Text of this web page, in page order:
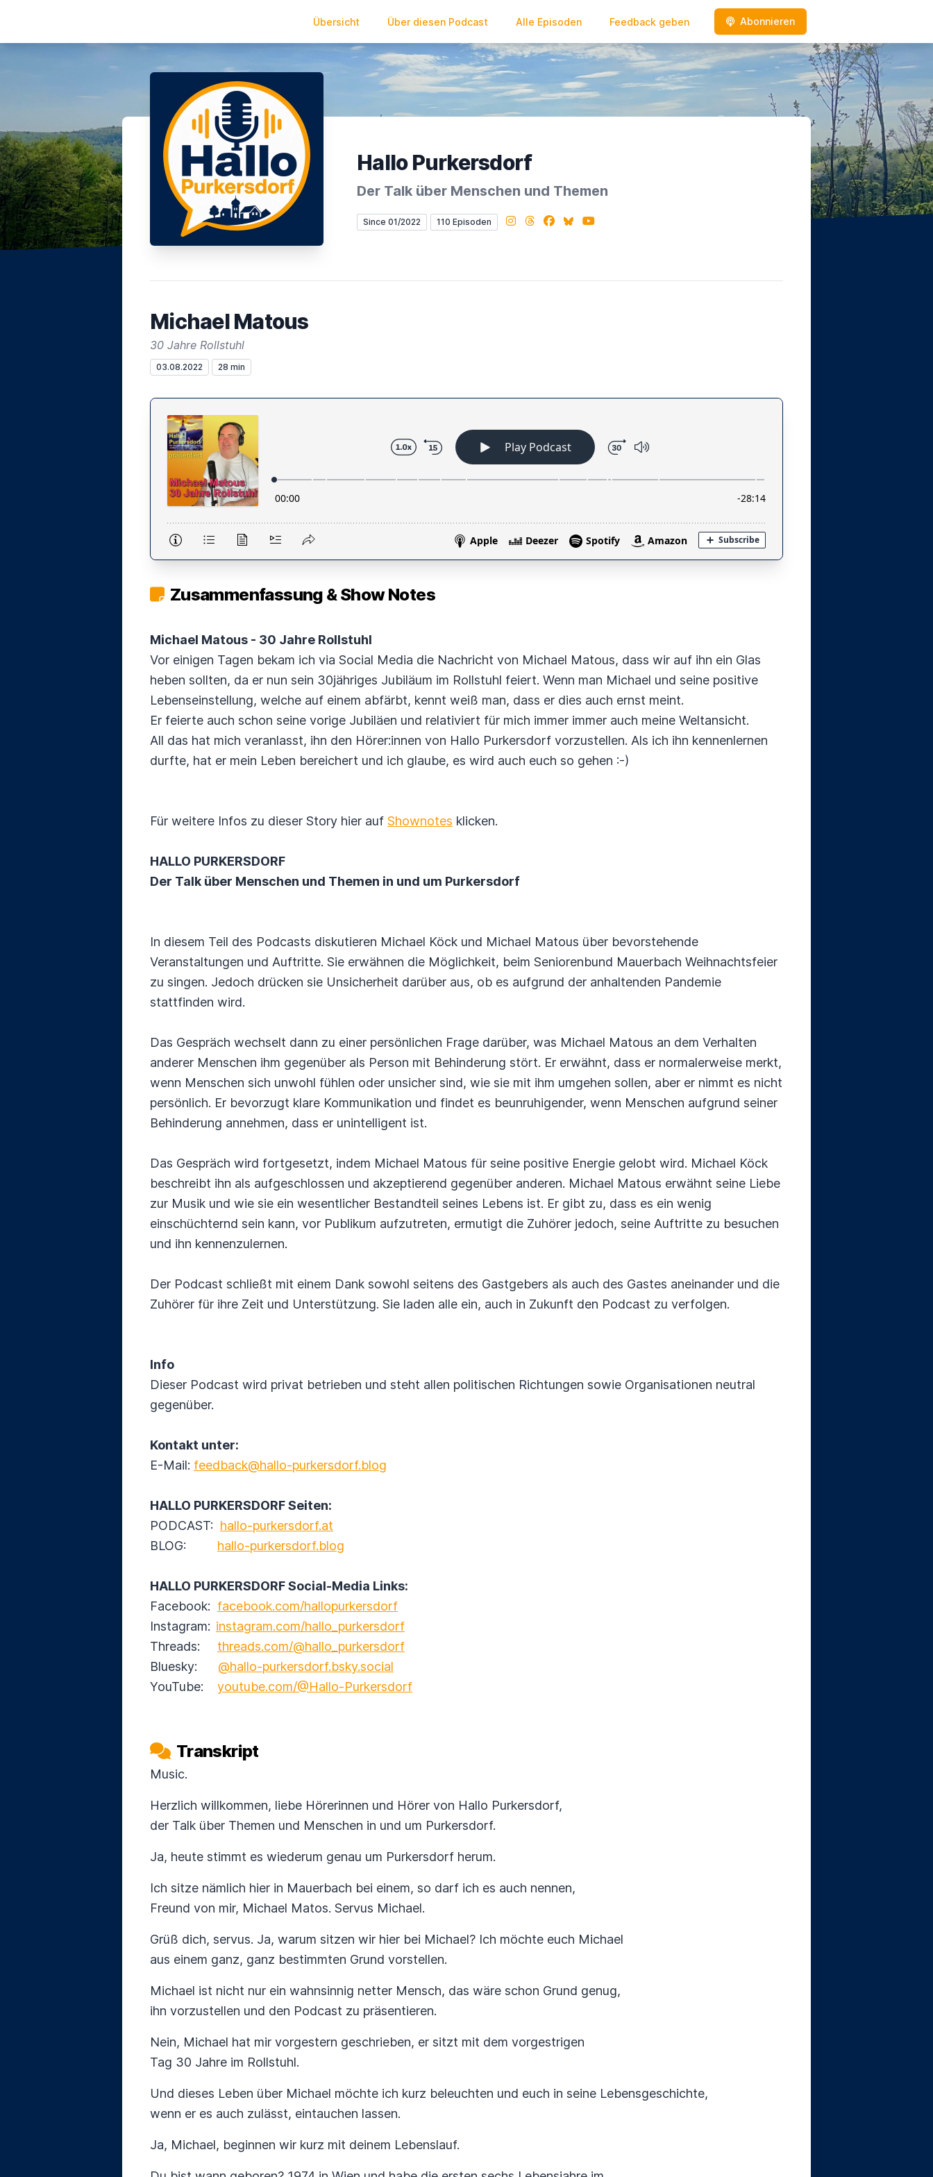
Übersicht Über diesen Podcast Alle Episoden Feedback geben Abonnieren
Hallo Purkersdorf
Der Talk über Menschen und Themen
Since 01/2022 110 Episoden Instagram
Threads
Facebook
BlueskyYouTube
Michael Matous
30 Jahre Rollstuhl
03.08.2022 28 min
Zusammenfassung & Show Notes
Michael Matous - 30 Jahre Rollstuhl
Vor einigen Tagen bekam ich via Social Media die Nachricht von Michael Matous, dass wir auf ihn ein Glas
heben sollten, da er nun sein 30jähriges Jubiläum im Rollstuhl feiert. Wenn man Michael und seine positive
Lebenseinstellung, welche auf einem abfärbt, kennt weiß man, dass er dies auch ernst meint.
Er feierte auch schon seine vorige Jubiläen und relativiert für mich immer immer auch meine Weltansicht.
All das hat mich veranlasst, ihn den Hörer:innen von Hallo Purkersdorf vorzustellen. Als ich ihn kennenlernen
durfte, hat er mein Leben bereichert und ich glaube, es wird auch euch so gehen :-)
Für weitere Infos zu dieser Story hier auf Shownotes klicken.
HALLO PURKERSDORF
Der Talk über Menschen und Themen in und um Purkersdorf
In diesem Teil des Podcasts diskutieren Michael Köck und Michael Matous über bevorstehende
Veranstaltungen und Auftritte. Sie erwähnen die Möglichkeit, beim Seniorenbund Mauerbach Weihnachtsfeier
zu singen. Jedoch drücken sie Unsicherheit darüber aus, ob es aufgrund der anhaltenden Pandemie
stattfinden wird.
Das Gespräch wechselt dann zu einer persönlichen Frage darüber, was Michael Matous an dem Verhalten
anderer Menschen ihm gegenüber als Person mit Behinderung stört. Er erwähnt, dass er normalerweise merkt,
wenn Menschen sich unwohl fühlen oder unsicher sind, wie sie mit ihm umgehen sollen, aber er nimmt es nicht
persönlich. Er bevorzugt klare Kommunikation und findet es beunruhigender, wenn Menschen aufgrund seiner
Behinderung annehmen, dass er unintelligent ist.
Das Gespräch wird fortgesetzt, indem Michael Matous für seine positive Energie gelobt wird. Michael Köck
beschreibt ihn als aufgeschlossen und akzeptierend gegenüber anderen. Michael Matous erwähnt seine Liebe
zur Musik und wie sie ein wesentlicher Bestandteil seines Lebens ist. Er gibt zu, dass es ein wenig
einschüchternd sein kann, vor Publikum aufzutreten, ermutigt die Zuhörer jedoch, seine Auftritte zu besuchen
und ihn kennenzulernen.
Der Podcast schließt mit einem Dank sowohl seitens des Gastgebers als auch des Gastes aneinander und die
Zuhörer für ihre Zeit und Unterstützung. Sie laden alle ein, auch in Zukunft den Podcast zu verfolgen.
Info
Dieser Podcast wird privat betrieben und steht allen politischen Richtungen sowie Organisationen neutral
gegenüber.
Kontakt unter:
E-Mail: feedback@hallo-purkersdorf.blog
HALLO PURKERSDORF Seiten:
PODCAST: hallo-purkersdorf.at
BLOG: hallo-purkersdorf.blog
HALLO PURKERSDORF Social-Media Links:
Facebook: facebook.com/hallopurkersdorf
Instagram: instagram.com/hallo_purkersdorf
Threads: threads.com/@hallo_purkersdorf
Bluesky: @hallo-purkersdorf.bsky.social
YouTube: youtube.com/@Hallo-Purkersdorf
Transkript
Music.
Herzlich willkommen, liebe Hörerinnen und Hörer von Hallo Purkersdorf,
der Talk über Themen und Menschen in und um Purkersdorf.
Ja, heute stimmt es wiederum genau um Purkersdorf herum.
Ich sitze nämlich hier in Mauerbach bei einem, so darf ich es auch nennen,
Freund von mir, Michael Matos. Servus Michael.
Grüß dich, servus. Ja, warum sitzen wir hier bei Michael? Ich möchte euch Michael
aus einem ganz, ganz bestimmten Grund vorstellen.
Michael ist nicht nur ein wahnsinnig netter Mensch, das wäre schon Grund genug,
ihn vorzustellen und den Podcast zu präsentieren.
Nein, Michael hat mir vorgestern geschrieben, er sitzt mit dem vorgestrigen
Tag 30 Jahre im Rollstuhl.
Und dieses Leben über Michael möchte ich kurz beleuchten und euch in seine Lebensgeschichte,
wenn er es auch zulässt, eintauchen lassen.
Ja, Michael, beginnen wir kurz mit deinem Lebenslauf.